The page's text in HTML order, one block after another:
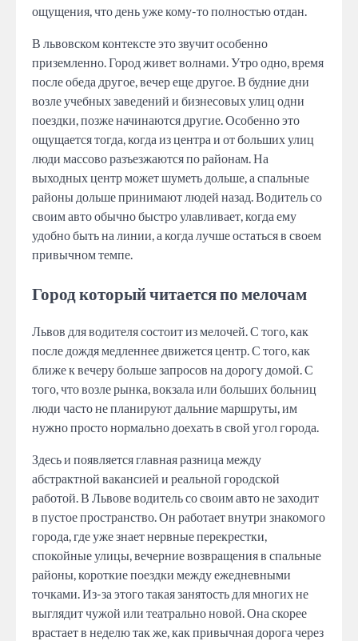
ощущения, что день уже кому-то полностью отдан.
В львовском контексте это звучит особенно
приземленно. Город живет волнами. Утро одно, время
после обеда другое, вечер еще другое. В будние дни
возле учебных заведений и бизнесовых улиц одни
поездки, позже начинаются другие. Особенно это
ощущается тогда, когда из центра и от больших улиц
люди массово разъезжаются по районам. На
выходных центр может шуметь дольше, а спальные
районы дольше принимают людей назад. Водитель со
своим авто обычно быстро улавливает, когда ему
удобно быть на линии, а когда лучше остаться в своем
привычном темпе.
Город который читается по мелочам
Львов для водителя состоит из мелочей. С того, как
после дождя медленнее движется центр. С того, как
ближе к вечеру больше запросов на дорогу домой. С
того, что возле рынка, вокзала или больших больниц
люди часто не планируют дальние маршруты, им
нужно просто нормально доехать в свой угол города.
Здесь и появляется главная разница между
абстрактной вакансией и реальной городской
работой. В Львове водитель со своим авто не заходит
в пустое пространство. Он работает внутри знакомого
города, где уже знает нервные перекрестки,
спокойные улицы, вечерние возвращения в спальные
районы, короткие поездки между ежедневными
точками. Из-за этого такая занятость для многих не
выглядит чужой или театрально новой. Она скорее
врастает в неделю так же, как привычная дорога через